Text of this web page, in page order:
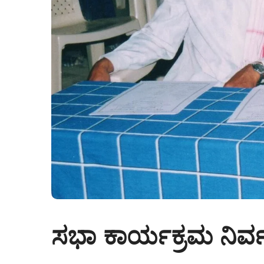
ಸಭಾ ಕಾರ್ಯಕ್ರಮ